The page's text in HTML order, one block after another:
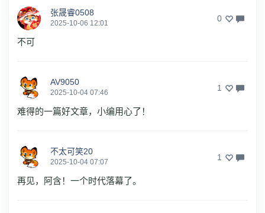
张晟睿0508
2025-10-06 12:01 0
不可
AV9050
2025-10-04 07:46 1
难得的一篇好文章，小编用心了！
不太可笑20
2025-10-04 07:07 1
再见，阿含！一个时代落幕了。